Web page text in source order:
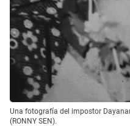
Una fotografía del impostor
(RONNY SEN).